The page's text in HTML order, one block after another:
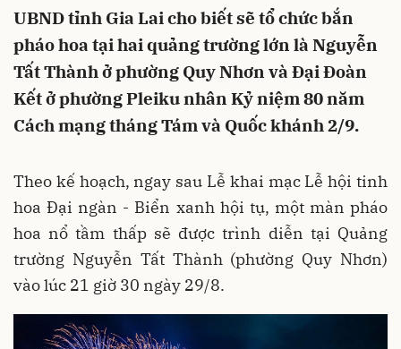
UBND tỉnh Gia Lai cho biết sẽ tổ chức bắn
pháo hoa tại hai quảng trường lớn là Nguyễn
Tất Thành ở phường Quy Nhơn và Đại Đoàn
Kết ở phường Pleiku nhân Kỷ niệm 80 năm
Cách mạng tháng Tám và Quốc khánh 2/9.
Theo kế hoạch, ngay sau Lễ khai mạc Lễ hội tinh
hoa Đại ngàn - Biển xanh hội tụ, một màn pháo
hoa nổ tầm thấp sẽ được trình diễn tại Quảng
trường Nguyễn Tất Thành (phường Quy Nhơn)
vào lúc 21 giờ 30 ngày 29/8.